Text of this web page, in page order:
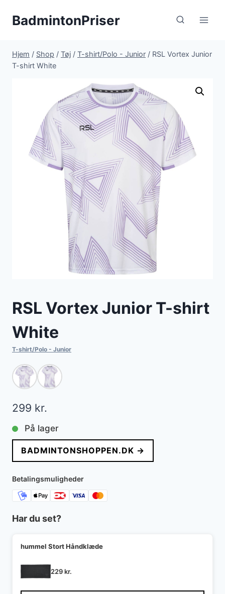
BadmintonPriser
Hjem / Shop / Tøj / T-shirt/Polo - Junior / RSL Vortex Junior
T-shirt White
RSL Vortex Junior T-shirt
White
T-shirt/Polo - Junior
299 kr.
På lager
BADMINTONSHOPPEN.DK →
Betalingsmuligheder
Har du set?
hummel Stort Håndklæde
229kr.